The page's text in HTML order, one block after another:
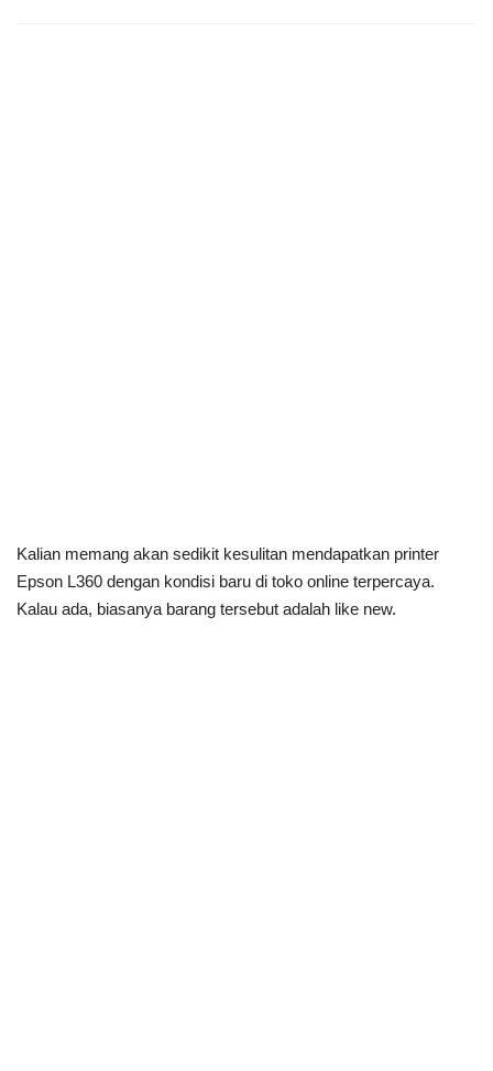
Kalian memang akan sedikit kesulitan mendapatkan printer
Epson L360 dengan kondisi baru di toko online terpercaya.
Kalau ada, biasanya barang tersebut adalah like new.